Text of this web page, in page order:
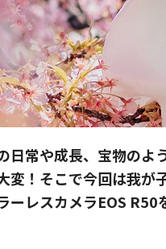
日常や成長、宝物のよ
変！そこで今回は我が
ーレスカメラEOS R50